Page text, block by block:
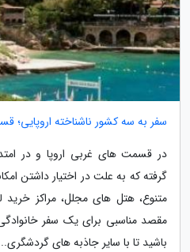
سفر به سه کشور ناشناخته اروپایی؛
در قسمت های غربی اروپا و در
گرفته که به علت در اختیار داشتن
متنوع، هتل های مجلل، مراکز
مقصد مناسبی برای یک سفر
باشید تا با سایر جاذبه های